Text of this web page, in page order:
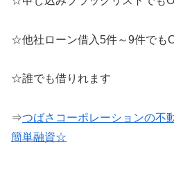
☆他社ローン借入5件～9件でも
☆誰でも借りれます
⇒つばさコーポレーションの不
簡単融資☆